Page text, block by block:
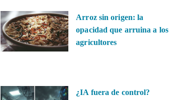
Arroz sin origen: la
opacidad que arruina a los
agricultores
¿IA fuera de control?